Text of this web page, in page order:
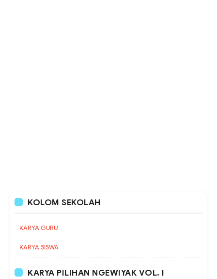
KOLOM SEKOLAH
KARYA GURU
KARYA SISWA
KARYA PILIHAN NGEWIYAK VOL. I